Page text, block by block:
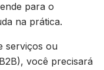
para o
na prática.
serviços ou
você precisará